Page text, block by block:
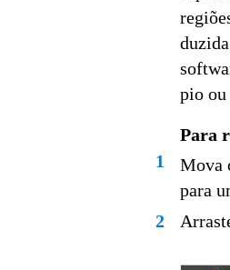
pio
Para
1
Mova
para
2